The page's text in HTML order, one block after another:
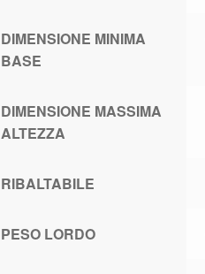
DIMENSIONE MINIMA
BASE
DIMENSIONE MASSIMA
ALTEZZA
RIBALTABILE
PESO LORDO